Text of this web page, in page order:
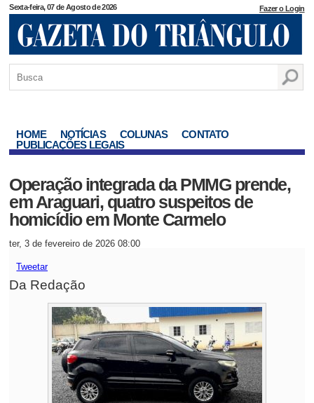
Sexta-feira, 07 de Agosto de 2026 Fazer o Login
HOME NOTÍCIAS COLUNAS
CONTATO
PUBLICAÇÕES LEGAIS
Operação integrada da PMMG prende,
em Araguari, quatro suspeitos de
homicídio em Monte Carmelo
ter, 3 de fevereiro de 2026 08:00
Tweetar
Da Redação